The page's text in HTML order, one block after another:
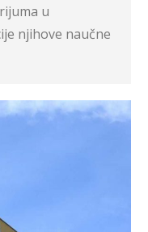
u
njihove naučne